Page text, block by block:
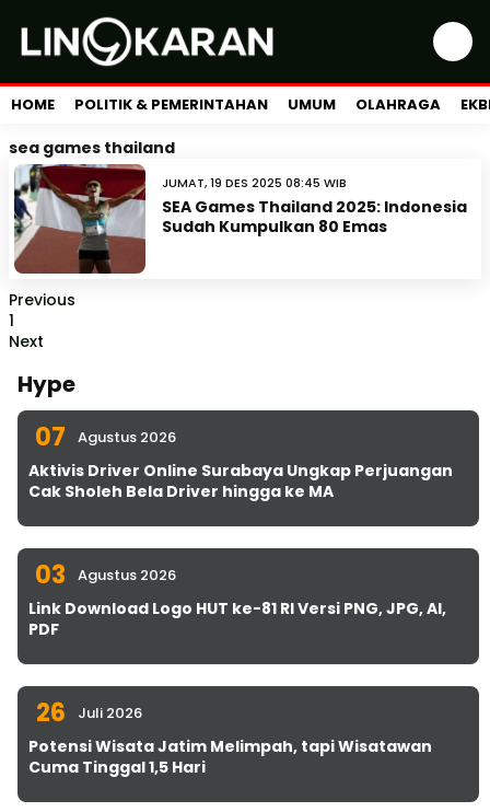
HOME POLITIK & PEMERINTAHAN UMUM OLAHRAGA
sea games thailand
JUMAT, 19 DES 2025 08:45 WIB
SEA Games Thailand 2025: Indonesia
Sudah Kumpulkan 80 Emas
Previous
1
Next
Hype
07 Agustus 2026
Aktivis Driver Online Surabaya Ungkap Perjuangan
Cak Sholeh Bela Driver hingga ke MA
03 Agustus 2026
Link Download Logo HUT ke-81 RI Versi PNG, JPG, AI,
PDF
26 Juli 2026
Potensi Wisata Jatim Melimpah, tapi Wisatawan
Cuma Tinggal 1,5 Hari